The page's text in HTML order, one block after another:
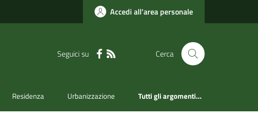
Accedi all'area personale
Seguici su Cerca
Residenza Urbanizzazione Tutti gli argomenti...